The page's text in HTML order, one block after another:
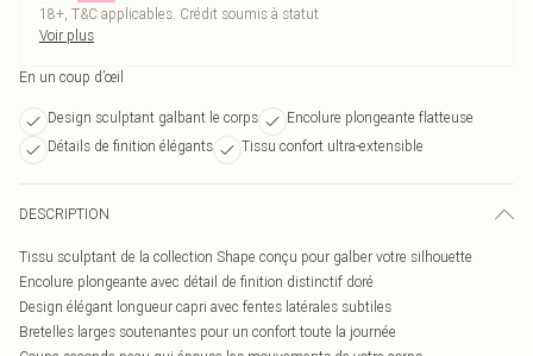
18+, T&C applicables. Crédit soumis à statut
Voir plus
En un coup d’œil
Design sculptant galbant le corps
Encolure plongeante flatteuse
Détails de finition élégants
Tissu confort ultra-extensible
DESCRIPTION
Tissu sculptant de la collection Shape conçu pour galber votre silhouette
Encolure plongeante avec détail de finition distinctif doré
Design élégant longueur capri avec fentes latérales subtiles
Bretelles larges soutenantes pour un confort toute la journée